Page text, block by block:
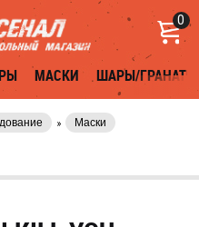
0
МАСКИ ШАРЫ/ГРАНАТЫ
Маски